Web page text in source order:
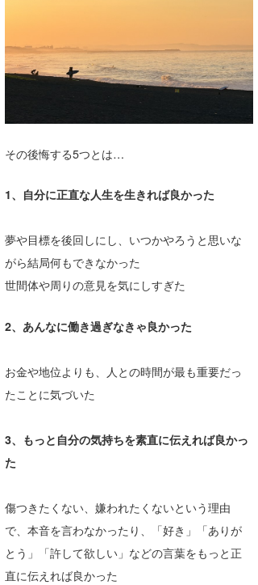
その後悔する5つとは…
1、自分に正直な人生を生きれば良かった
夢や目標を後回しにし、いつかやろうと思いな
がら結局何もできなかった
世間体や周りの意見を気にしすぎた
2、あんなに働き過ぎなきゃ良かった
お金や地位よりも、人との時間が最も重要だっ
たことに気づいた
3、もっと自分の気持ちを素直に伝えれば良かっ
た
傷つきたくない、嫌われたくないという理由
で、本音を言わなかったり、「好き」「ありが
とう」「許して欲しい」などの言葉をもっと正
直に伝えれば良かった
MIN
Soulman
VAGY
waka☆=
たっちー
ハンマー
まっきー
三輪予報士
上田純子
上條将美